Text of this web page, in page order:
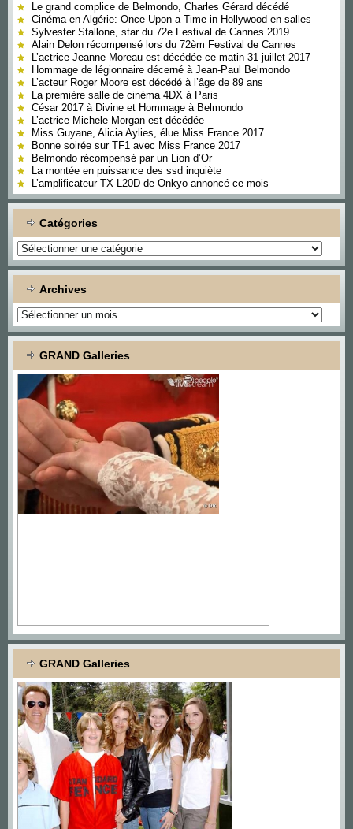
Le grand complice de Belmondo, Charles Gérard décédé
Cinéma en Algérie: Once Upon a Time in Hollywood en salles
Sylvester Stallone, star du 72e Festival de Cannes 2019
Alain Delon récompensé lors du 72èm Festival de Cannes
L’actrice Jeanne Moreau est décédée ce matin 31 juillet 2017
Hommage de légionnaire décerné à Jean-Paul Belmondo
L’acteur Roger Moore est décédé à l’âge de 89 ans
La première salle de cinéma 4DX à Paris
César 2017 à Divine et Hommage à Belmondo
L’actrice Michele Morgan est décédée
Miss Guyane, Alicia Aylies, élue Miss France 2017
Bonne soirée sur TF1 avec Miss France 2017
Belmondo récompensé par un Lion d’Or
La montée en puissance des ssd inquiète
L’amplificateur TX-L20D de Onkyo annoncé ce mois
Catégories
Catégories
Archives
Archives
GRAND Galleries
GRAND Galleries